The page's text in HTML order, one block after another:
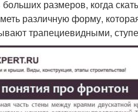
размеров, когда
различную форму,
трапециевидными,